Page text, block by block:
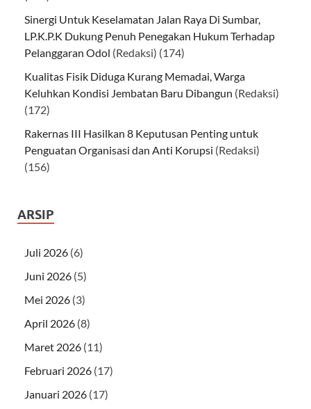
Sinergi Untuk Keselamatan Jalan Raya Di Sumbar,
LP.K.P.K Dukung Penuh Penegakan Hukum Terhadap
Pelanggaran Odol (Redaksi) (174)
Kualitas Fisik Diduga Kurang Memadai, Warga
Keluhkan Kondisi Jembatan Baru Dibangun (Redaksi)
(172)
Rakernas III Hasilkan 8 Keputusan Penting untuk
Penguatan Organisasi dan Anti Korupsi (Redaksi)
(156)
ARSIP
Juli 2026 (6)
Juni 2026 (5)
Mei 2026 (3)
April 2026 (8)
Maret 2026 (11)
Februari 2026 (17)
Januari 2026 (17)